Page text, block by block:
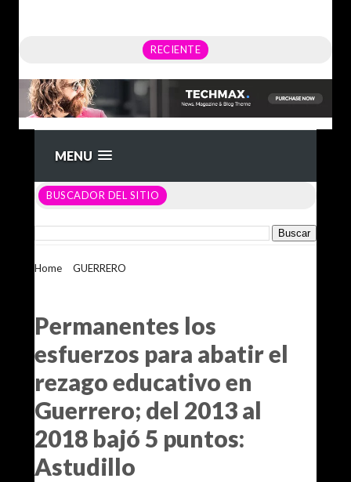
RECIENTE
MENU
BUSCADOR DEL SITIO
Home GUERRERO
Permanentes los
esfuerzos para abatir el
rezago educativo en
Guerrero; del 2013 al
2018 bajó 5 puntos:
Astudillo